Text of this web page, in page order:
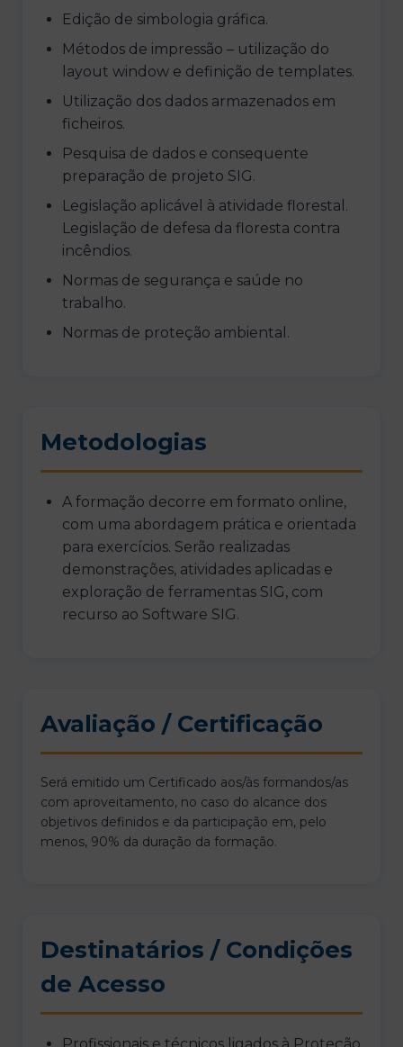
Edição de simbologia gráfica.
Métodos de impressão – utilização do
layout window e definição de templates.
Utilização dos dados armazenados em
ficheiros.
Pesquisa de dados e consequente
preparação de projeto SIG.
Legislação aplicável à atividade florestal.
Legislação de defesa da floresta contra
incêndios.
Normas de segurança e saúde no
trabalho.
Normas de proteção ambiental.
Metodologias
A formação decorre em formato online,
com uma abordagem prática e orientada
para exercícios. Serão realizadas
demonstrações, atividades aplicadas e
exploração de ferramentas SIG, com
recurso ao Software SIG.
Avaliação / Certificação
Será emitido um Certificado aos/às formandos/as
com aproveitamento, no caso do alcance dos
objetivos definidos e da participação em, pelo
menos, 90% da duração da formação.
Destinatários / Condições
de Acesso